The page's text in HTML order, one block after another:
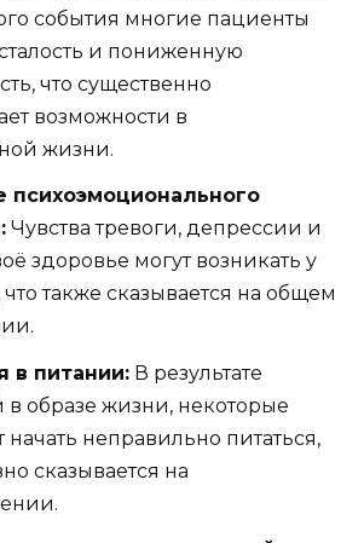
события многие пациенты
и пониженную
что существенно
возможности в
жизни.
психоэмоционального
Чувства тревоги, депрессии и
здоровье могут возникать у
также сказывается на общем
в питании: В результате
образе жизни, некоторые
неправильно питаться,
сказывается на